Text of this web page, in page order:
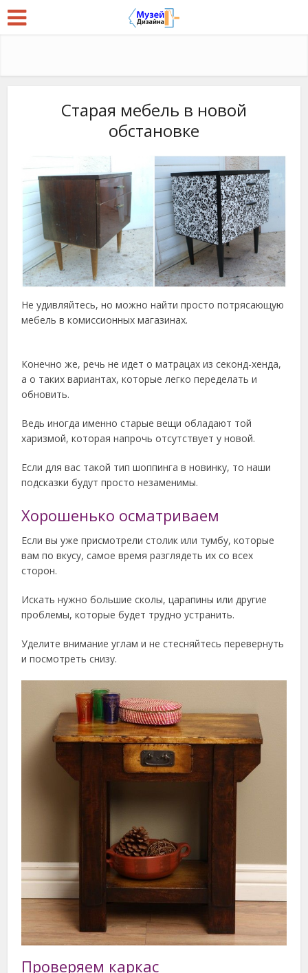
Старая мебель в новой
обстановке
Не удивляйтесь, но можно найти просто потрясающую
мебель в комиссионных магазинах.
Конечно же, речь не идет о матрацах из секонд-хенда,
а о таких вариантах, которые легко переделать и
обновить.
Ведь иногда именно старые вещи обладают той
харизмой, которая напрочь отсутствует у новой.
Если для вас такой тип шоппинга в новинку, то наши
подсказки будут просто незаменимы.
Хорошенько осматриваем
Если вы уже присмотрели столик или тумбу, которые
вам по вкусу, самое время разглядеть их со всех
сторон.
Искать нужно большие сколы, царапины или другие
проблемы, которые будет трудно устранить.
Уделите внимание углам и не стесняйтесь перевернуть
и посмотреть снизу.
Проверяем каркас